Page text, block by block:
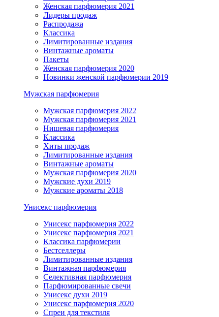
Женская парфюмерия 2021
Лидеры продаж
Распродажа
Классика
Лимитированные издания
Винтажные ароматы
Пакеты
Женская парфюмерия 2020
Новинки женской парфюмерии 2019
Мужская парфюмерия
Мужская парфюмерия 2022
Мужская парфюмерия 2021
Нишевая парфюмерия
Классика
Хиты продаж
Лимитированные издания
Винтажные ароматы
Мужская парфюмерия 2020
Мужские духи 2019
Мужские ароматы 2018
Унисекс парфюмерия
Унисекс парфюмерия 2022
Унисекс парфюмерия 2021
Классика парфюмерии
Бестселлеры
Лимитированные издания
Винтажная парфюмерия
Селективная парфюмерия
Парфюмированные свечи
Унисекс духи 2019
Унисекс парфюмерия 2020
Спреи для текстиля